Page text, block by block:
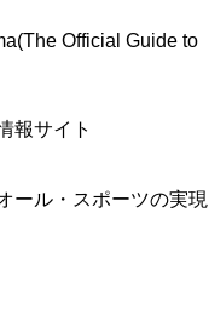
Official Guide to
報サイト
ール・スポーツの実現